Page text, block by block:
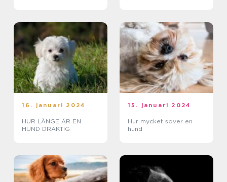
16. januari 2024
HUR LÄNGE ÄR EN
HUND DRÄKTIG
15. januari 2024
Hur mycket sover en
hund